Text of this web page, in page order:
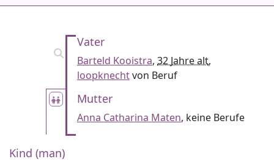
Vater
Barteld Kooistra, 32 Jahre alt,
loopknechtvon Beruf
Mutter
Anna Catharina Maten, keine Berufe
Kind (man)